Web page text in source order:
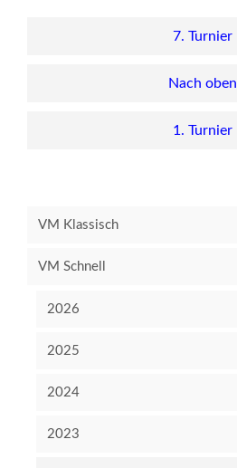
7. Turnier
Nach oben
1. Turnier
VM Klassisch
VM Schnell
2026
2025
2024
2023